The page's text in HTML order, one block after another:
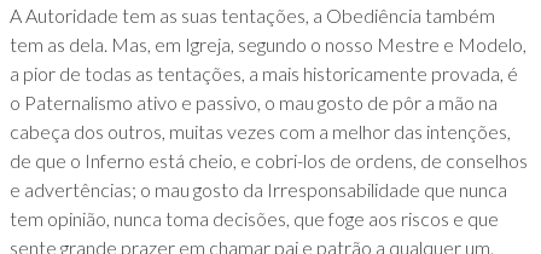
A Autoridade tem as suas tentações, a Obediência também
tem as dela. Mas, em Igreja, segundo o nosso Mestre e Modelo,
a pior de todas as tentações, a mais historicamente provada, é
o Paternalismo ativo e passivo, o mau gosto de pôr a mão na
cabeça dos outros, muitas vezes com a melhor das intenções,
de que o Inferno está cheio, e cobri-los de ordens, de conselhos
e advertências; o mau gosto da Irresponsabilidade que nunca
tem opinião, nunca toma decisões, que foge aos riscos e que
sente grande prazer em chamar pai e patrão a qualquer um.